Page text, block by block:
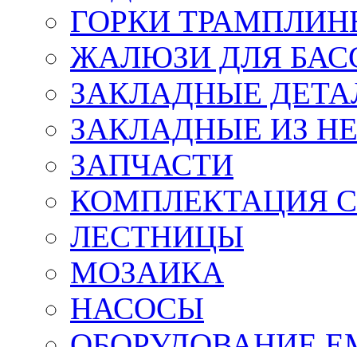
ГОРКИ
ЖАЛЮЗИ ДЛЯ
ЗАКЛАДНЫЕ
ЗАКЛАДНЫЕ ИЗ
ЗАПЧАСТИ
КОМПЛЕКТАЦИЯ
ЛЕСТНИЦЫ
МОЗАИКА
НАСОСЫ